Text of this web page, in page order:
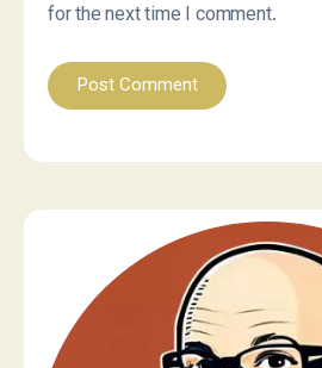
for the next time I comment.